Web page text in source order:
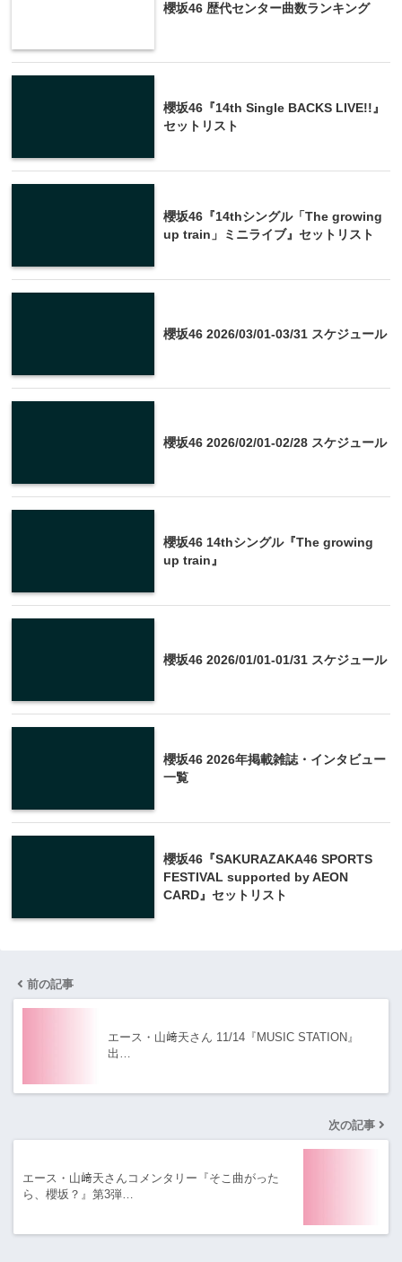
櫻坂46 歴代センター曲数ランキング
櫻坂46『14th Single BACKS LIVE!!』
セットリスト
櫻坂46『14thシングル「The growing
up train」ミニライブ』セットリスト
櫻坂46 2026/03/01-03/31 スケジュール
櫻坂46 2026/02/01-02/28 スケジュール
櫻坂46 14thシングル『The growing
up train』
櫻坂46 2026/01/01-01/31 スケジュール
櫻坂46 2026年掲載雑誌・インタビュー
一覧
櫻坂46『SAKURAZAKA46 SPORTS
FESTIVAL supported by AEON
CARD』セットリスト
前の記事
エース・山﨑天さん 11/14『MUSIC STATION』
出…
次の記事
エース・山﨑天さんコメンタリー『そこ曲がった
ら、櫻坂？』第3弾…